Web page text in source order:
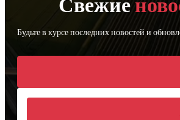
Будьте в курсе последних новостей и